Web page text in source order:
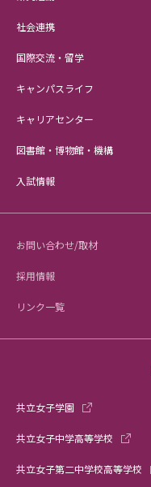
社会連携
国際交流・留学
キャンパスライフ
キャリアセンター
図書館・博物館・機構
入試情報
お問い合わせ/取材
採用情報
リンク一覧
共立女子学園
共立女子中学高等学校
共立女子第二中学校高等学校